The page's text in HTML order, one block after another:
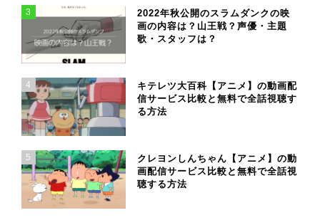
3
2022年秋公開のスラムダンクの映
画の内容は？山王戦？声優・主題
歌・スタッフは？
4
キテレツ大百科【アニメ】の動画配
信サービス比較と無料で全話視聴す
る方法
5
クレヨンしんちゃん【アニメ】の動
画配信サービス比較と無料で全話視
聴する方法